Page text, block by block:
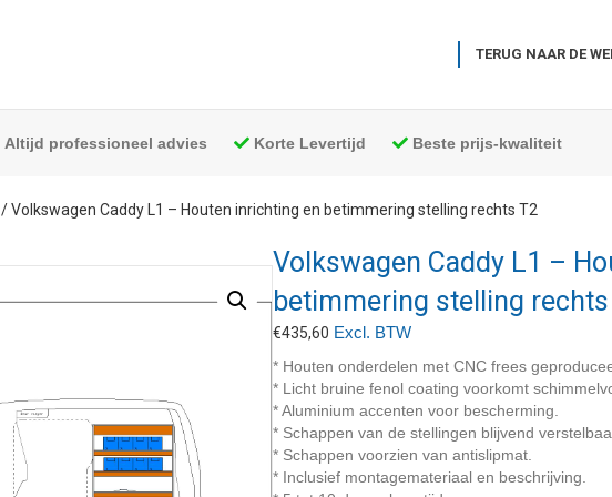
TERUG NAAR DE
Altijd professioneel advies Korte Levertijd Beste prijs-kwaliteit
/ Volkswagen Caddy L1 – Houten inrichting en betimmering stelling rechts T2
Volkswagen Caddy L1 –
betimmering stelling
€435,60 Excl. BTW
* Houten onderdelen met CNC frees
* Licht bruine fenol coating voorkomt
* Aluminium accenten voor bescherming.
* Schappen van de stellingen blijvend
* Schappen voorzien van antislipmat.
* Inclusief montagemateriaal en beschrijving.